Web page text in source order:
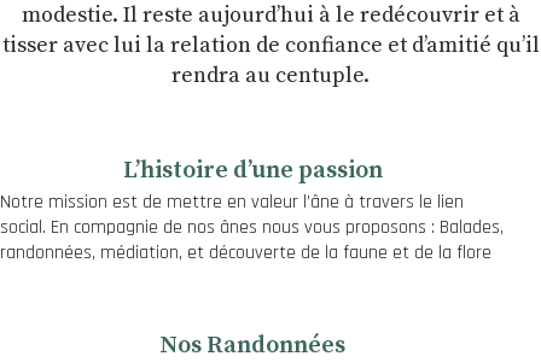
modestie. Il reste aujourdʼhui à le redécouvrir et à
tisser avec lui la relation de confiance et dʼamitié quʼil
rendra au centuple.
Lʼhistoire dʼune passion
Notre mission est de mettre en valeur l’âne à travers le lien
social. En compagnie de nos ânes nous vous proposons : Balades,
randonnées, médiation, et découverte de la faune et de la flore
Nos Randonnées